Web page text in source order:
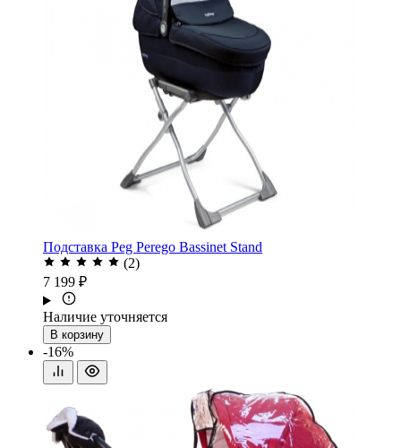
Подставка Peg Perego Bassinet Stand
(2)
7 199 ₽
Наличие уточняется
В корзину
-16%